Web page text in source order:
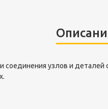
соединения узлов и